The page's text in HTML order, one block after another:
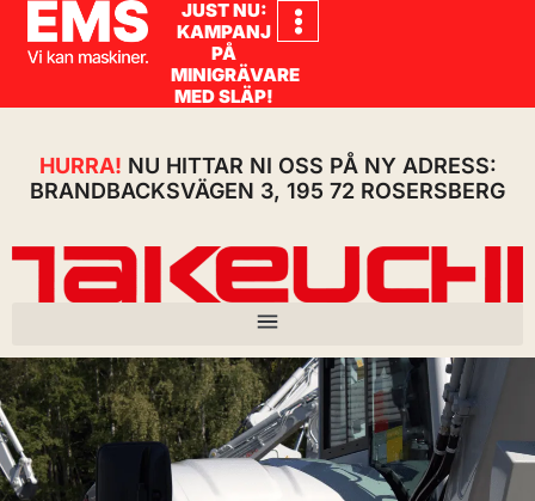
JUST NU:
KAMPANJ
PÅ
MINIGRÄVARE
MED SLÄP!
HURRA! NU HITTAR NI OSS PÅ NY ADRESS:
BRANDBACKSVÄGEN 3, 195 72 ROSERSBERG